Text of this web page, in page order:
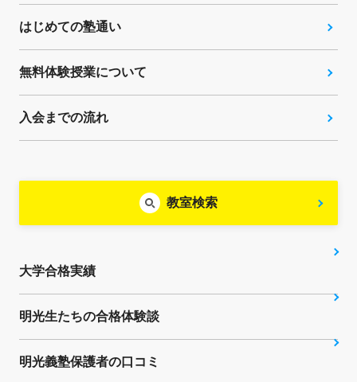
はじめての塾通い
無料体験授業について
入会までの流れ
教室検索
大学合格実績
明光生たちの合格体験談
明光義塾保護者の口コミ